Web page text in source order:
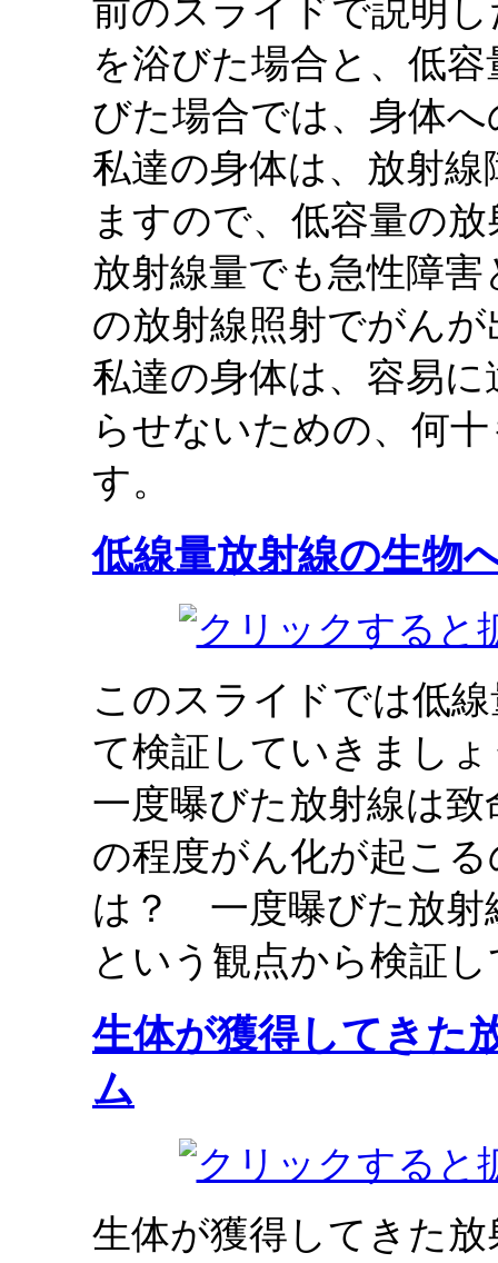
前のスライドで説明
を浴びた場合と、低
びた場合では、身体
私達の身体は、放射
ますので、低容量の
放射線量でも急性障
の放射線照射でがん
私達の身体は、容易
らせないための、何
す。
低線量放射線の生物
このスライドでは低
て検証していきまし
一度曝びた放射線は
の程度がん化が起こ
は？ 一度曝びた放射
という観点から検証
生体が獲得してきた
ム
生体が獲得してきた